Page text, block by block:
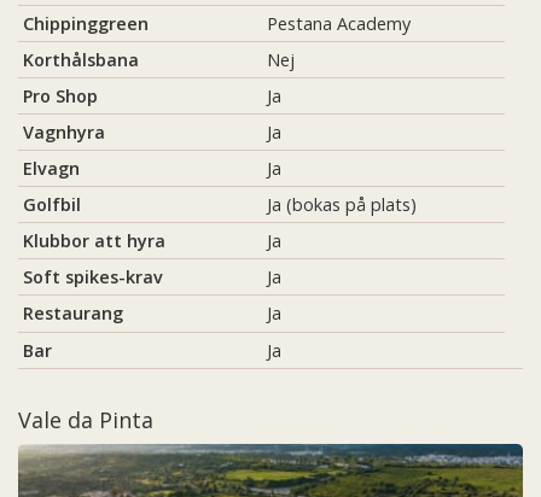
Chippinggreen
Pestana Academy
Korthålsbana
Nej
Pro Shop
Ja
Vagnhyra
Ja
Elvagn
Ja
Golfbil
Ja (bokas på plats)
Klubbor att hyra
Ja
Soft spikes-krav
Ja
Restaurang
Ja
Bar
Ja
Vale da Pinta